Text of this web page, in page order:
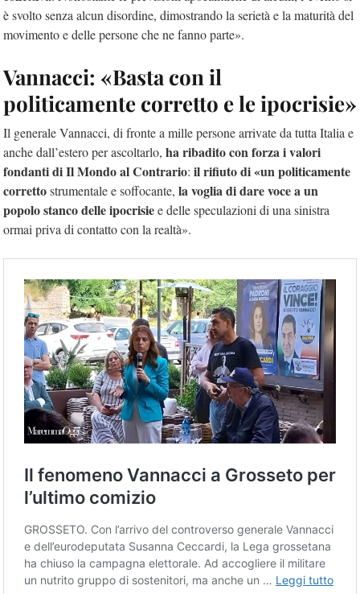
è svolto senza alcun disordine, dimostrando la serietà e la maturità del
movimento e delle persone che ne fanno parte».
Vannacci: «Basta con il
politicamente corretto e le ipocrisie»
Il generale Vannacci, di fronte a mille persone arrivate da tutta Italia e
anche dall’estero per ascoltarlo, ha ribadito con forza i valori
fondanti di Il Mondo al Contrario: il rifiuto di «un politicamente
correttostrumentale e soffocante, la voglia di dare voce a un
popolo stanco delle ipocrisiee delle speculazioni di una sinistra
ormai priva di contatto con la realtà».